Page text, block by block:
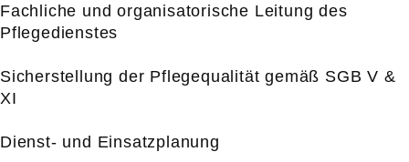
Fachliche und organisatorische Leitung des
Pflegedienstes
Sicherstellung der Pflegequalität gemäß SGB V &
XI
Dienst- und Einsatzplanung